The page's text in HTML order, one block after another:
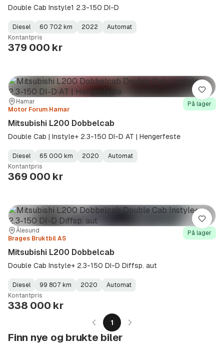
Double Cab Instyle1 2.3-150 DI-D
Fuel
Type:
Diesel
Kilometerstand:
60 702 km
Model
Year:
2022
Gearbox
Type:
Automat
Kontantpris
379 000 kr
Sted:Hamar
Forhandler:
Motor Forum Hamar
På lager
Mitsubishi L200 Dobbelcab
Double Cab | Instyle+ 2.3-150 DI-D AT | Hengerfeste
Fuel
Type:
Diesel
Kilometerstand:
65 000 km
Model
Year:
2020
Gearbox
Type:
Automat
Kontantpris
369 000 kr
Lagre
Sted:
Ålesund
Forhandler:
Brages Bruktbil AS
På lager
Mitsubishi L200 Dobbelcab
Double Cab Instyle+ 2.3-150 DI-D Diffsp. aut
Fuel
Type:
Diesel
Kilometerstand:
99 807 km
Model
Year:
2020
Gearbox
Type:
Automat
Kontantpris
338 000 kr
Lagre
1
Finn nye og brukte biler